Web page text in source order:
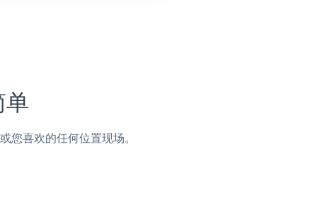
喜欢的任何位置现场。